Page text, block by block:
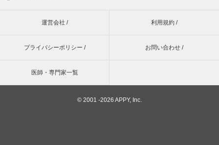
運営会社 / 利用規約 /
プライバシーポリシー / お問い合わせ /
医師・専門家一覧
© 2001 -2026 APPY, Inc.